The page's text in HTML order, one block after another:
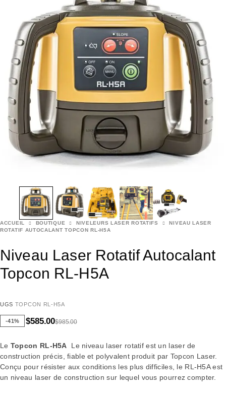
ACCUEIL BOUTIQUE NIVELEURS LASER ROTATIFS
NIVEAU LASER
ROTATIF AUTOCALANT TOPCON RL-H5A
Niveau Laser Rotatif Autocalant
Topcon RL-H5A
UGS TOPCON RL-H5A
-41% $985.00
$585.00
Le Topcon RL-H5A
Le niveau laser rotatif est un laser de
construction précis, fiable et polyvalent produit par Topcon Laser.
Conçu pour résister aux conditions les plus difficiles, le RL-H5A est
un niveau laser de construction sur lequel vous pourrez compter.